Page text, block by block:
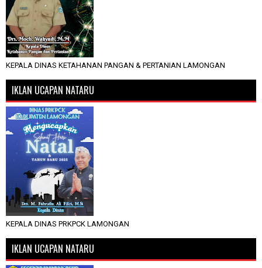
KEPALA DINAS KETAHANAN PANGAN & PERTANIAN LAMONGAN
IKLAN UCAPAN NATARU
KEPALA DINAS PRKPCK LAMONGAN
IKLAN UCAPAN NATARU